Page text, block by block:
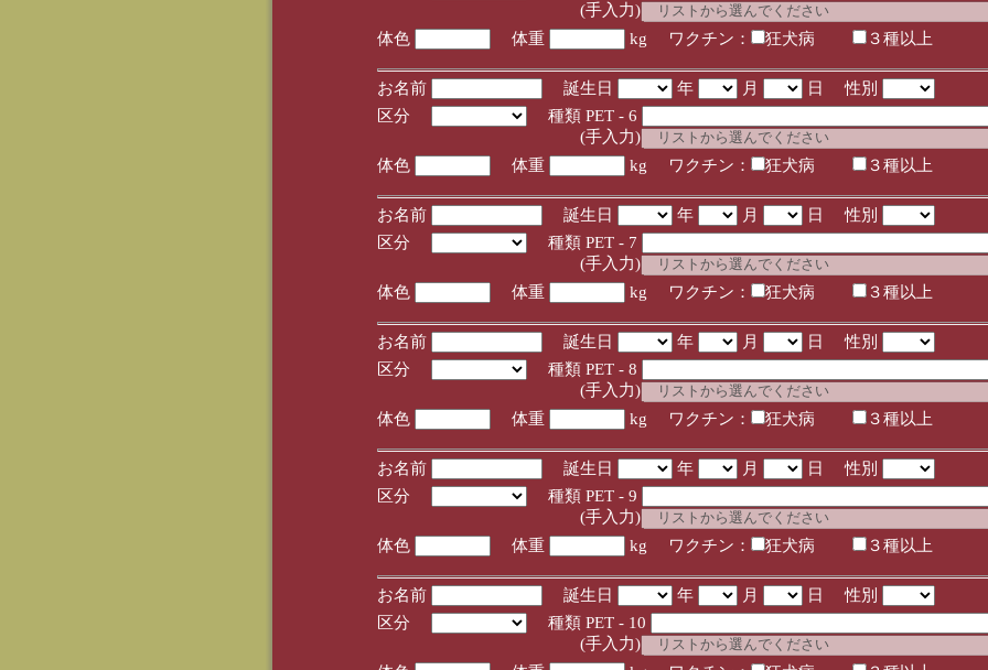
(手入力)
体色
体重 kg ワクチン： 狂犬病 ３種以上
お名前 誕生日 年 月
日 性別
区分
種類 PET - 6
(手入力)
体色
体重 kg ワクチン： 狂犬病 ３種以上
お名前 誕生日 年 月
日 性別
区分
種類 PET - 7
(手入力)
体色
体重 kg ワクチン： 狂犬病 ３種以上
お名前 誕生日 年 月
日 性別
区分
種類 PET - 8
(手入力)
体色
体重 kg ワクチン： 狂犬病 ３種以上
お名前 誕生日 年 月
日 性別
区分
種類 PET - 9
(手入力)
体色
体重 kg ワクチン： 狂犬病 ３種以上
お名前 誕生日 年 月
日 性別
区分
種類 PET - 10
(手入力)